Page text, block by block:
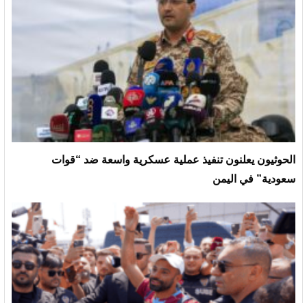
الحوثيون يعلنون تنفيذ عملية عسكرية واسعة ضد “قوات
سعودية” في اليمن